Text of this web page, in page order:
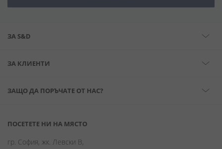
ЗА S&D
ЗА КЛИЕНТИ
ЗАЩО ДА ПОРЪЧАТЕ ОТ НАС?
ПОСЕТЕТЕ НИ НА МЯСТО
гр. София, жк. Левски В,